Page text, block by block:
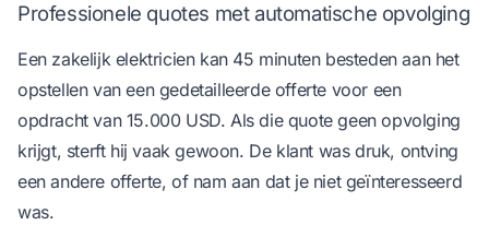
Professionele quotes met automatische opvolging
Een zakelijk elektricien kan 45 minuten besteden aan het
opstellen van een gedetailleerde offerte voor een
opdracht van 15.000 USD. Als die quote geen opvolging
krijgt, sterft hij vaak gewoon. De klant was druk, ontving
een andere offerte, of nam aan dat je niet geïnteresseerd
was.